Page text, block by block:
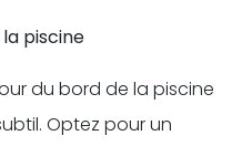
piscine
du bord de la piscine
Optez pour un